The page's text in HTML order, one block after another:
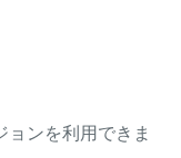
ョンを利用できま